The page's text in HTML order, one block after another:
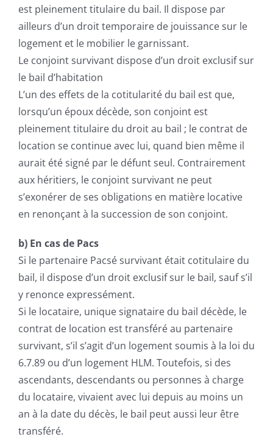
est pleinement titulaire du bail. Il dispose par
ailleurs d’un droit temporaire de jouissance sur le
logement et le mobilier le garnissant.
Le conjoint survivant dispose d’un droit exclusif sur
le bail d’habitation
L’un des effets de la cotitularité du bail est que,
lorsqu’un époux décède, son conjoint est
pleinement titulaire du droit au bail ; le contrat de
location se continue avec lui, quand bien même il
aurait été signé par le défunt seul. Contrairement
aux héritiers, le conjoint survivant ne peut
s’exonérer de ses obligations en matière locative
en renonçant à la succession de son conjoint.
b) En cas de Pacs
Si le partenaire Pacsé survivant était cotitulaire du
bail, il dispose d’un droit exclusif sur le bail, sauf s’il
y renonce expressément.
Si le locataire, unique signataire du bail décède, le
contrat de location est transféré au partenaire
survivant, s’il s’agit d’un logement soumis à la loi du
6.7.89 ou d’un logement HLM. Toutefois, si des
ascendants, descendants ou personnes à charge
du locataire, vivaient avec lui depuis au moins un
an à la date du décès, le bail peut aussi leur être
transféré.